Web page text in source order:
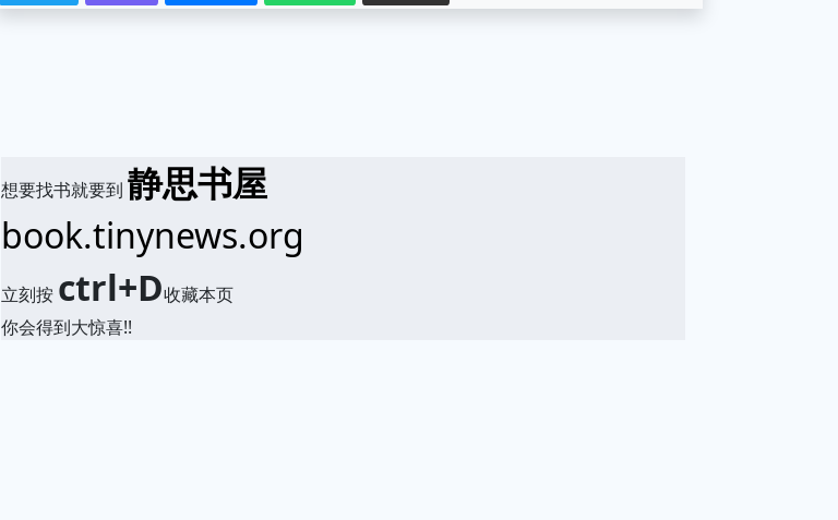
想要找书就要到静思书屋
book.tinynews.org
立刻按 ctrl+D收藏本页
你会得到大惊喜!!